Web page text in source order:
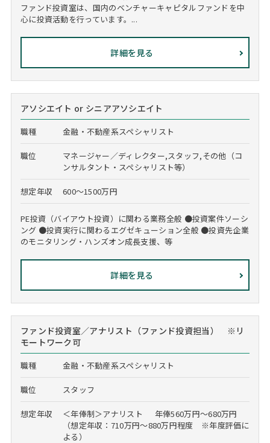
ファンド投資室は、国内のベンチャーキャピタルファンドを中
心に投資活動を行っています。...
詳細を見る
アソシエイト or シニアアソシエイト
職種 金融・不動産系スペシャリスト
職位
マネージャー／ディレクター,スタッフ,その他（コ
ンサルタント・スペシャリスト等）
想定年収 600～1500万円
PE投資（バイアウト投資）に関わる業務全般 ●投資案件ソーシ
ング ●投資実行に関わるエグゼキューション全般 ●投資先企業
のモニタリング・ハンズオン成長支援、等
詳細を見る
ファンド投資室／アナリスト（ファンド投資担当） ※リ
モートワーク可
職種 金融・不動産系スペシャリスト
職位 スタッフ
想定年収
＜年俸制＞アナリスト 年俸560万円～680万円
（想定年収：710万円～880万円程度 ※年度評価に
よる）